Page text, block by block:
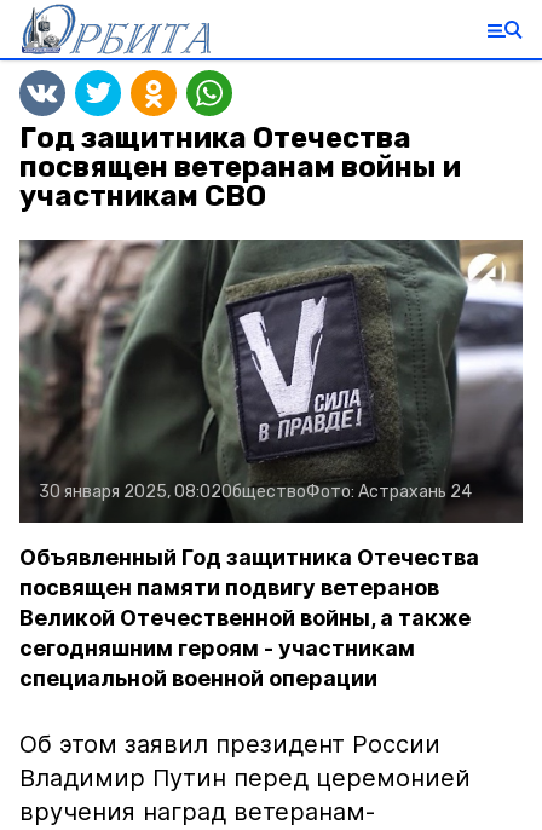
Год защитника Отечества
посвящен ветеранам войны и
участникам СВО
30 января 2025, 08:02ОбществоФото: Астрахань 24
Объявленный Год защитника Отечества
посвящен памяти подвигу ветеранов
Великой Отечественной войны, а также
сегодняшним героям - участникам
специальной военной операции
Об этом заявил президент России
Владимир Путин перед церемонией
вручения наград ветеранам-